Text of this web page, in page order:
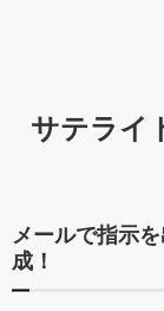
サテライ
メールで指示
成！